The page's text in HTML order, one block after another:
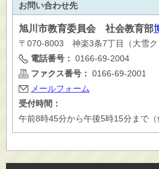
お問い合わせ先
旭川市教育委員会 社会教育部
〒070-8003 神楽3条7丁目（大雪ク
電話番号： 0166-69-2004
ファクス番号： 0166-69-2001
メールフォーム
受付時間：
午前8時45分から午後5時15分まで（